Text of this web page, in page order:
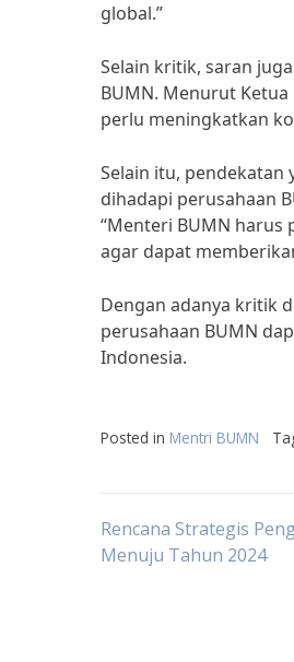
global.”
Selain kritik, saran
BUMN. Menurut
perlu meningkatkan
Selain itu, pendekatan
dihadapi perusahaan
“Menteri BUMN harus
agar dapat
Dengan adanya kritik
perusahaan BUMN
Indonesia.
Posted in Mentri BUMN
Post
Rencana Strategis
Menuju Tahun 2024